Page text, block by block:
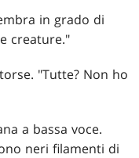
in grado di
creature."
"Tutte? Non ho
a bassa voce.
neri filamenti di